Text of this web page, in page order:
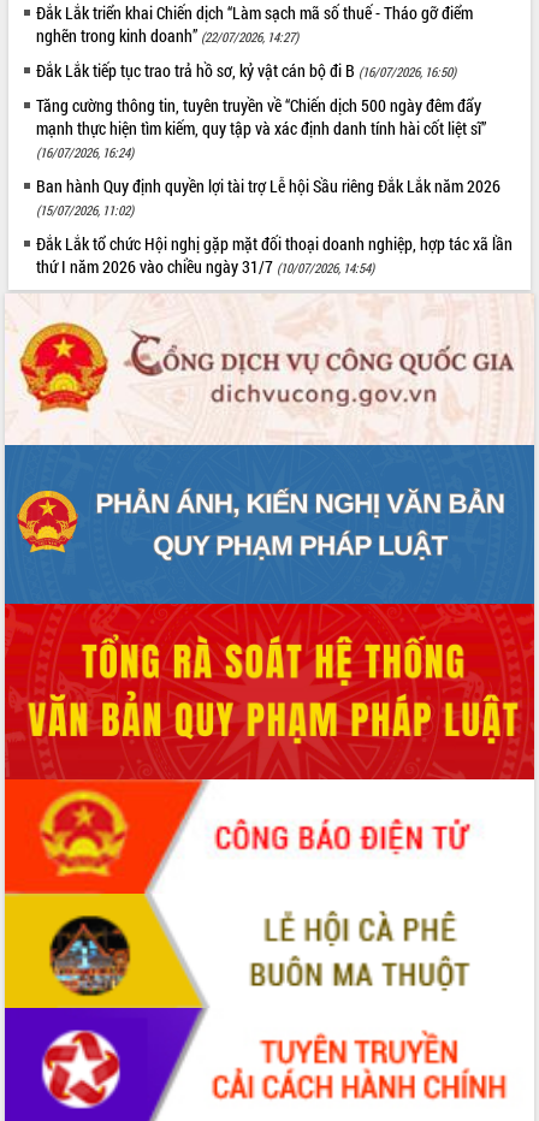
Đắk Lắk triển khai Chiến dịch “Làm sạch mã số thuế - Tháo gỡ điểm
nghẽn trong kinh doanh” (22/07/2026, 14:27)
Đắk Lắk tiếp tục trao trả hồ sơ, kỷ vật cán bộ đi B (16/07/2026, 16:50)
Tăng cường thông tin, tuyên truyền về “Chiến dịch 500 ngày đêm đẩy
mạnh thực hiện tìm kiếm, quy tập và xác định danh tính hài cốt liệt sĩ”
(16/07/2026, 16:24)
Ban hành Quy định quyền lợi tài trợ Lễ hội Sầu riêng Đắk Lắk năm 2026
(15/07/2026, 11:02)
Đắk Lắk tổ chức Hội nghị gặp mặt đối thoại doanh nghiệp, hợp tác xã lần
thứ I năm 2026 vào chiều ngày 31/7 (10/07/2026, 14:54)